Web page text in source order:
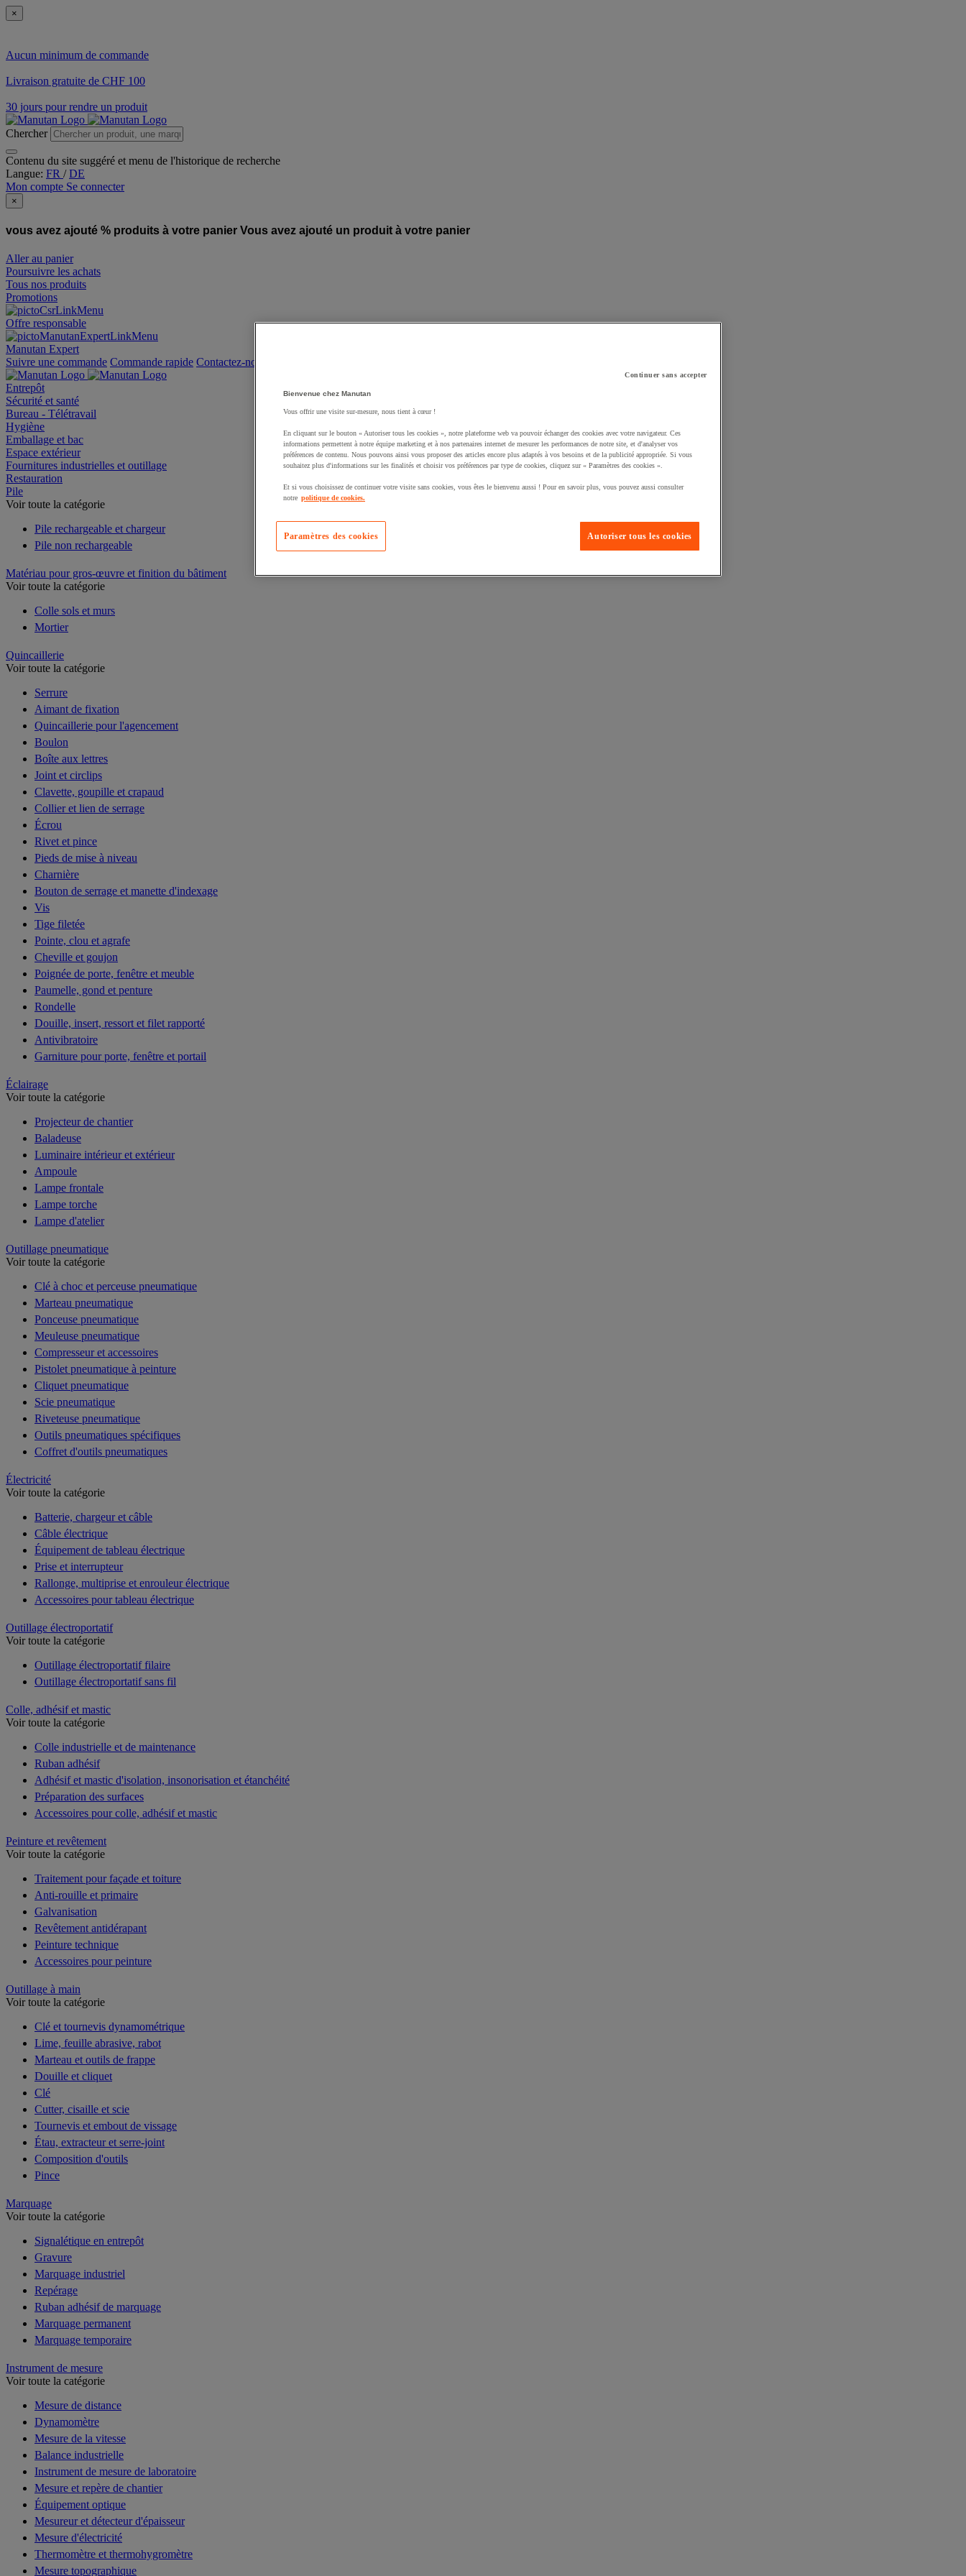
×
Aucun minimum de commande
Livraison gratuite de CHF 100
30 jours pour rendre un produit
Chercher
Contenu du site suggéré et menu de l'historique de recherche
Langue: FR /DE
Mon compte Se connecter
×
vous avez ajouté % produits à votre panier Vous avez ajouté un produit à votre panier
Aller au panier
Poursuivre les achats
Tous nos produits
Promotions
Offre responsable
Manutan Expert
Suivre une commande Commande rapide Contactez-nous
Entrepôt
Sécurité et santé
Bureau - Télétravail
Hygiène
Emballage et bac
Espace extérieur
Fournitures industrielles et outillage
Restauration
Pile
Voir toute la catégorie
Pile rechargeable et chargeur
Pile non rechargeable
Matériau pour gros-œuvre et finition du bâtiment
Voir toute la catégorie
Colle sols et murs
Mortier
Quincaillerie
Voir toute la catégorie
Serrure
Aimant de fixation
Quincaillerie pour l'agencement
Boulon
Boîte aux lettres
Joint et circlips
Clavette, goupille et crapaud
Collier et lien de serrage
Écrou
Rivet et pince
Pieds de mise à niveau
Charnière
Bouton de serrage et manette d'indexage
Vis
Tige filetée
Pointe, clou et agrafe
Cheville et goujon
Poignée de porte, fenêtre et meuble
Paumelle, gond et penture
Rondelle
Douille, insert, ressort et filet rapporté
Antivibratoire
Garniture pour porte, fenêtre et portail
Éclairage
Voir toute la catégorie
Projecteur de chantier
Baladeuse
Luminaire intérieur et extérieur
Ampoule
Lampe frontale
Lampe torche
Lampe d'atelier
Outillage pneumatique
Voir toute la catégorie
Clé à choc et perceuse pneumatique
Marteau pneumatique
Ponceuse pneumatique
Meuleuse pneumatique
Compresseur et accessoires
Pistolet pneumatique à peinture
Cliquet pneumatique
Scie pneumatique
Riveteuse pneumatique
Outils pneumatiques spécifiques
Coffret d'outils pneumatiques
Électricité
Voir toute la catégorie
Batterie, chargeur et câble
Câble électrique
Équipement de tableau électrique
Prise et interrupteur
Rallonge, multiprise et enrouleur électrique
Accessoires pour tableau électrique
Outillage électroportatif
Voir toute la catégorie
Outillage électroportatif filaire
Outillage électroportatif sans fil
Colle, adhésif et mastic
Voir toute la catégorie
Colle industrielle et de maintenance
Ruban adhésif
Adhésif et mastic d'isolation, insonorisation et étanchéité
Préparation des surfaces
Accessoires pour colle, adhésif et mastic
Peinture et revêtement
Voir toute la catégorie
Traitement pour façade et toiture
Anti-rouille et primaire
Galvanisation
Revêtement antidérapant
Peinture technique
Accessoires pour peinture
Outillage à main
Voir toute la catégorie
Clé et tournevis dynamométrique
Lime, feuille abrasive, rabot
Marteau et outils de frappe
Douille et cliquet
Clé
Cutter, cisaille et scie
Tournevis et embout de vissage
Étau, extracteur et serre-joint
Composition d'outils
Pince
Marquage
Voir toute la catégorie
Signalétique en entrepôt
Gravure
Marquage industriel
Repérage
Ruban adhésif de marquage
Marquage permanent
Marquage temporaire
Instrument de mesure
Voir toute la catégorie
Mesure de distance
Dynamomètre
Mesure de la vitesse
Balance industrielle
Instrument de mesure de laboratoire
Mesure et repère de chantier
Équipement optique
Mesureur et détecteur d'épaisseur
Mesure d'électricité
Thermomètre et thermohygromètre
Mesure topographique
Continuer sans accepter
Bienvenue chez Manutan
Vous offrir une visite sur-mesure, nous tient à cœur !
En cliquant sur le bouton « Autoriser tous les cookies », notre plateforme web va pouvoir échanger des cookies avec votre navigateur. Ces
informations permettent à notre équipe marketing et à nos partenaires internet de mesurer les performances de notre site, et d'analyser vos
préférences de contenu. Nous pouvons ainsi vous proposer des articles encore plus adaptés à vos besoins et de la publicité appropriée. Si vous
souhaitez plus d'informations sur les finalités et choisir vos préférences par type de cookies, cliquez sur « Paramètres des cookies ».
Et si vous choisissez de continuer votre visite sans cookies, vous êtes le bienvenu aussi ! Pour en savoir plus, vous pouvez aussi consulter
notre politique de cookies.
Autoriser tous les cookies
Paramètres des cookies